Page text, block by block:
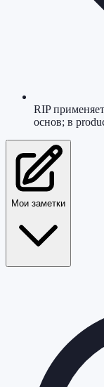
RIP
основ; в
Мои заметки